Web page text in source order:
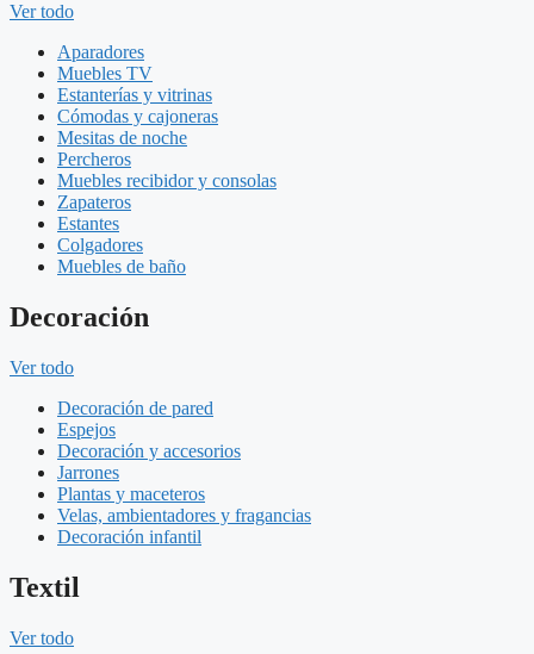
Ver todo
Aparadores
Muebles TV
Estanterías y vitrinas
Cómodas y cajoneras
Mesitas de noche
Percheros
Muebles recibidor y consolas
Zapateros
Estantes
Colgadores
Muebles de baño
Decoración
Ver todo
Decoración de pared
Espejos
Decoración y accesorios
Jarrones
Plantas y maceteros
Velas, ambientadores y fragancias
Decoración infantil
Textil
Ver todo